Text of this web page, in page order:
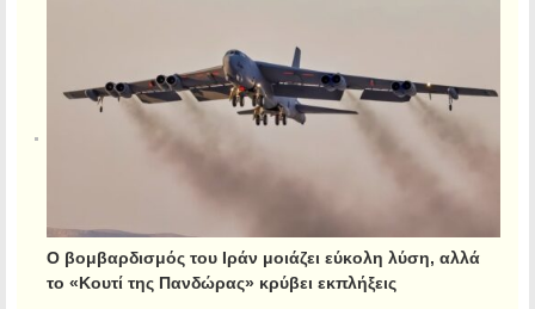
Ο βομβαρδισμός του Ιράν μοιάζει εύκολη λύση, αλλά
το «Κουτί της Πανδώρας» κρύβει εκπλήξεις